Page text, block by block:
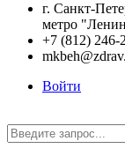
г. Санкт-
метро
+7 (812) 246-
Войти